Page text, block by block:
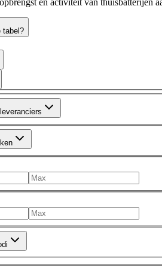
tabel?